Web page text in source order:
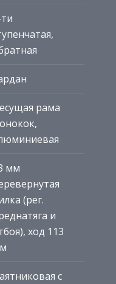
рама
мм
(рег.
и
ход 113
с